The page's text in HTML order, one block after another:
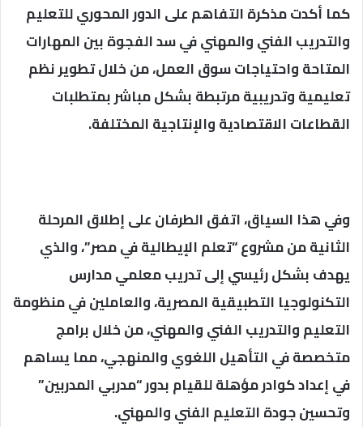
كما أكدت مذكرة التفاهم على الدور المحوري للتعليم
والتدريب الفني والمهني في سد الفجوة بين المهارات
المتاحة واحتياجات سوق العمل، من خلال تطوير نظم
تعليمية وتدريبية مرتبطة بشكل مباشر بمتطلبات
القطاعات الاقتصادية والإنتاجية المختلفة.
وفي هذا السياق، اتفق الطرفان على إطلاق المرحلة
الثانية من مشروع “تعلم الإيطالية في مصر”، والذي
يهدف بشكل رئيسي إلى تدريب معلمي مدارس
التكنولوجيا التطبيقية المصرية، والعاملين في منظومة
التعليم والتدريب الفني والمهني، من خلال برامج
متخصصة في التأهيل اللغوي والمنهجي، مما يساهم
في إعداد كوادر مؤهلة للقيام بدور “مدربي المدربين”
وتحسين جودة التعليم الفني والمهني.